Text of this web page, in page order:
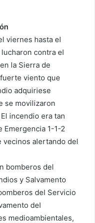
viernes hasta el
contra el
la Sierra de
viento que
adquiriese
se movilizaron
incendio era tan
Emergencia 1-1-2
vecinos alertando del
bomberos del
y Salvamento
del Servicio
del
medioambientales,